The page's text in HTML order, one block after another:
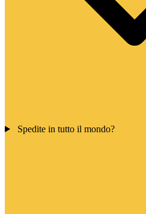
Spedite in tutto il mondo?